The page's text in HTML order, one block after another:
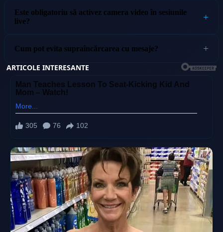
Este obligatoriu să activez camera video în sesiunile
live?
Cum pot evita supraîncărcarea cu mesaje?